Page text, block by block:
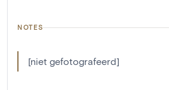
NOTES
[niet gefotografeerd]